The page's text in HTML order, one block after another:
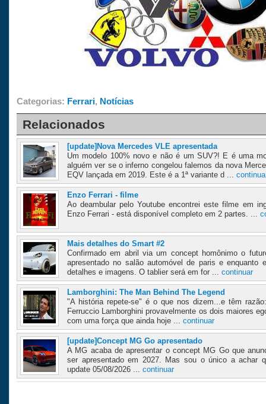
Categorias: Ferrari, Notícias
Relacionados
[update]Nova Mercedes VLE apresentada
Um modelo 100% novo e não é um SUV?! E é uma
alguém ver se o inferno congelou falemos da nova
EQV lançada em 2019. Este é a 1ª variante d ...
Enzo Ferrari - filme
Ao deambular pelo Youtube encontrei este filme em
Enzo Ferrari - está disponível completo em 2 partes. ...
Mais detalhes do Smart #2
Confirmado em abril via um concept homônimo o
apresentado no salão automóvel de paris e enquanto
detalhes e imagens. O tablier será em for ... continuar
Lamborghini: The Man Behind The Legend
"A história repete-se" é o que nos dizem...e têm
Ferruccio Lamborghini provavelmente os dois maiores
com uma força que ainda hoje ... continuar
[update]Concept MG Go apresentado
A MG acaba de apresentar o concept MG Go que
ser apresentado em 2027. Mas sou o único a achar
update 05/08/2026 ... continuar